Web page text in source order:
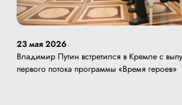
23 мая 2026
Владимир Путин встретился в Кремле с
первого потока программы «Время героев»